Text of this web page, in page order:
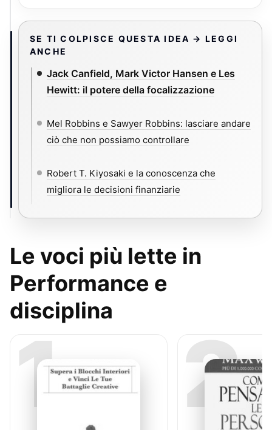
SE TI COLPISCE QUESTA IDEA → LEGGI
ANCHE
Jack Canfield, Mark Victor Hansen e Les
Hewitt: il potere della focalizzazione
Mel Robbins e Sawyer Robbins: lasciare andare
ciò che non possiamo controllare
Robert T. Kiyosaki e la conoscenza che
migliora le decisioni finanziarie
Le voci più lette in
Performance e
disciplina
1 2